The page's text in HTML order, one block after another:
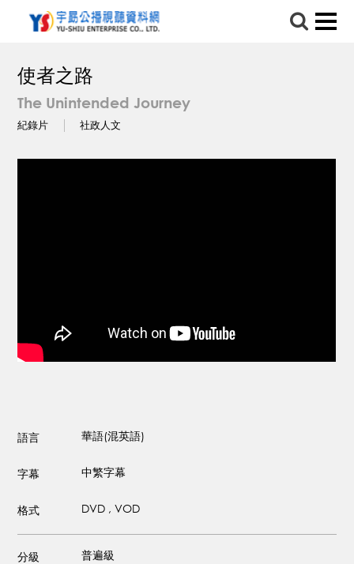
使者之路
The Unintended Journey
紀錄片 社政人文
語言 華語(混英語)
字幕 中繁字幕
格式 DVD , VOD
分級 普遍級